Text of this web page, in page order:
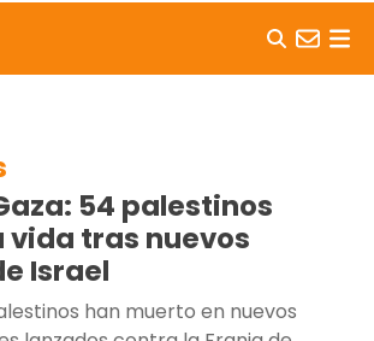
54 palestinos
vida tras nuevos
Israel
han muerto en nuevos